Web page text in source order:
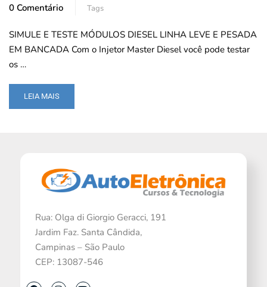
0 Comentário Tags
SIMULE E TESTE MÓDULOS DIESEL LINHA LEVE E PESADA
EM BANCADA Com o Injetor Master Diesel você pode testar
os …
LEIA MAIS
Rua: Olga di Giorgio Geracci, 191
Jardim Faz. Santa Cândida,
Campinas – São Paulo
CEP: 13087-546